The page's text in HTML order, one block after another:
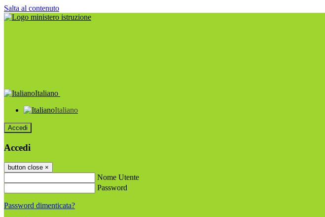
Salta al contenuto
Italiano
Italiano
Accedi
Accedi
button close ×
Nome Utente
Password
Password dimenticata?